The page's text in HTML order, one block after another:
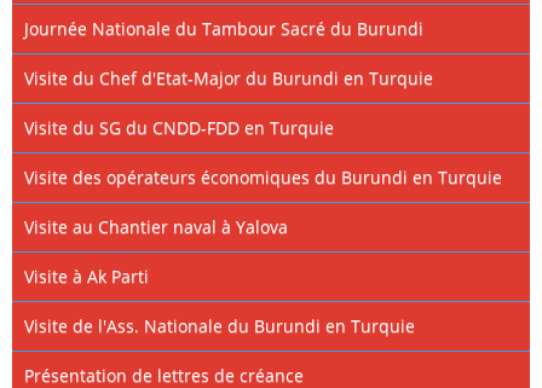
Journée Nationale du Tambour Sacré du Burundi
Visite du Chef d'Etat-Major du Burundi en Turquie
Visite du SG du CNDD-FDD en Turquie
Visite des opérateurs économiques du Burundi en Turquie
Visite au Chantier naval à Yalova
Visite à Ak Parti
Visite de l'Ass. Nationale du Burundi en Turquie
Présentation de lettres de créance